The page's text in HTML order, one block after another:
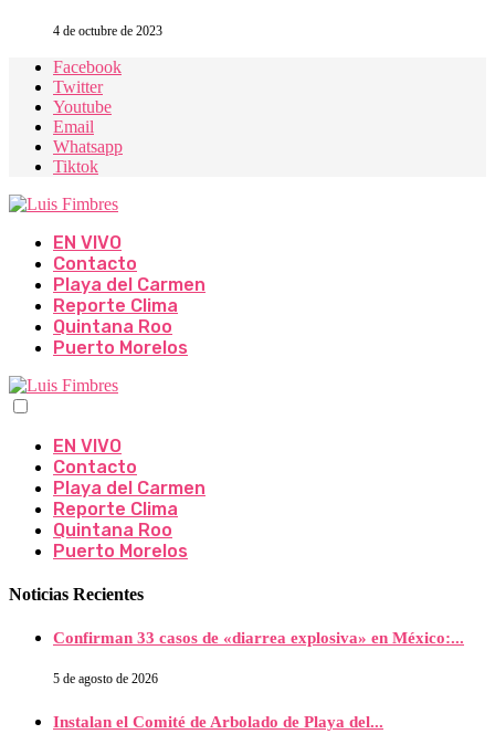
4 de octubre de 2023
Facebook
Twitter
Youtube
Email
Whatsapp
Tiktok
EN VIVO
Contacto
Playa del Carmen
Reporte Clima
Quintana Roo
Puerto Morelos
EN VIVO
Contacto
Playa del Carmen
Reporte Clima
Quintana Roo
Puerto Morelos
Noticias Recientes
Confirman 33 casos de «diarrea explosiva» en México:...
5 de agosto de 2026
Instalan el Comité de Arbolado de Playa del...